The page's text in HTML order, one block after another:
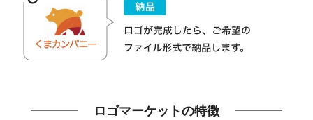
ロゴマーケットの特徴